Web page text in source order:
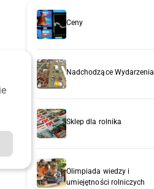
Ceny
Nadchodzące Wydarzenia
Sklep dla rolnika
Olimpiada wiedzy i
umiejętności rolniczych